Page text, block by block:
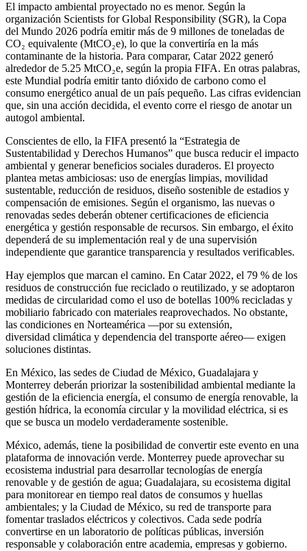
El impacto ambiental proyectado no es menor. Según la
organización Scientists for Global Responsibility (SGR), la Copa
del Mundo 2026 podría emitir más de 9 millones de toneladas de
CO₂ equivalente (MtCO₂e), lo que la convertiría en la más
contaminante de la historia. Para comparar, Catar 2022 generó
alrededor de 5.25 MtCO₂e, según la propia FIFA. En otras palabras,
este Mundial podría emitir tanto dióxido de carbono como el
consumo energético anual de un país pequeño. Las cifras evidencian
que, sin una acción decidida, el evento corre el riesgo de anotar un
autogol ambiental.
Conscientes de ello, la FIFA presentó la “Estrategia de
Sustentabilidad y Derechos Humanos” que busca reducir el impacto
ambiental y generar beneficios sociales duraderos. El proyecto
plantea metas ambiciosas: uso de energías limpias, movilidad
sustentable, reducción de residuos, diseño sostenible de estadios y
compensación de emisiones. Según el organismo, las nuevas o
renovadas sedes deberán obtener certificaciones de eficiencia
energética y gestión responsable de recursos. Sin embargo, el éxito
dependerá de su implementación real y de una supervisión
independiente que garantice transparencia y resultados verificables.
Hay ejemplos que marcan el camino. En Catar 2022, el 79 % de los
residuos de construcción fue reciclado o reutilizado, y se adoptaron
medidas de circularidad como el uso de botellas 100% recicladas y
mobiliario fabricado con materiales reaprovechados. No obstante,
las condiciones en Norteamérica —por su extensión,
diversidad climática y dependencia del transporte aéreo— exigen
soluciones distintas.
En México, las sedes de Ciudad de México, Guadalajara y
Monterrey deberán priorizar la sostenibilidad ambiental mediante la
gestión de la eficiencia energía, el consumo de energía renovable, la
gestión hídrica, la economía circular y la movilidad eléctrica, si es
que se busca un modelo verdaderamente sostenible.
México, además, tiene la posibilidad de convertir este evento en una
plataforma de innovación verde. Monterrey puede aprovechar su
ecosistema industrial para desarrollar tecnologías de energía
renovable y de gestión de agua; Guadalajara, su ecosistema digital
para monitorear en tiempo real datos de consumos y huellas
ambientales; y la Ciudad de México, su red de transporte para
fomentar traslados eléctricos y colectivos. Cada sede podría
convertirse en un laboratorio de políticas públicas, inversión
responsable y colaboración entre academia, empresas y gobierno.